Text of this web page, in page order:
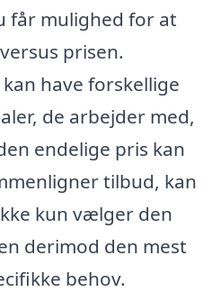
får mulighed for at
prisen.
have forskellige
de arbejder med,
endelige pris kan
tilbud, kan
kun vælger den
derimod den mest
behov.